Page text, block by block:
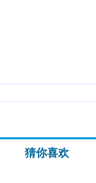
猜你喜欢